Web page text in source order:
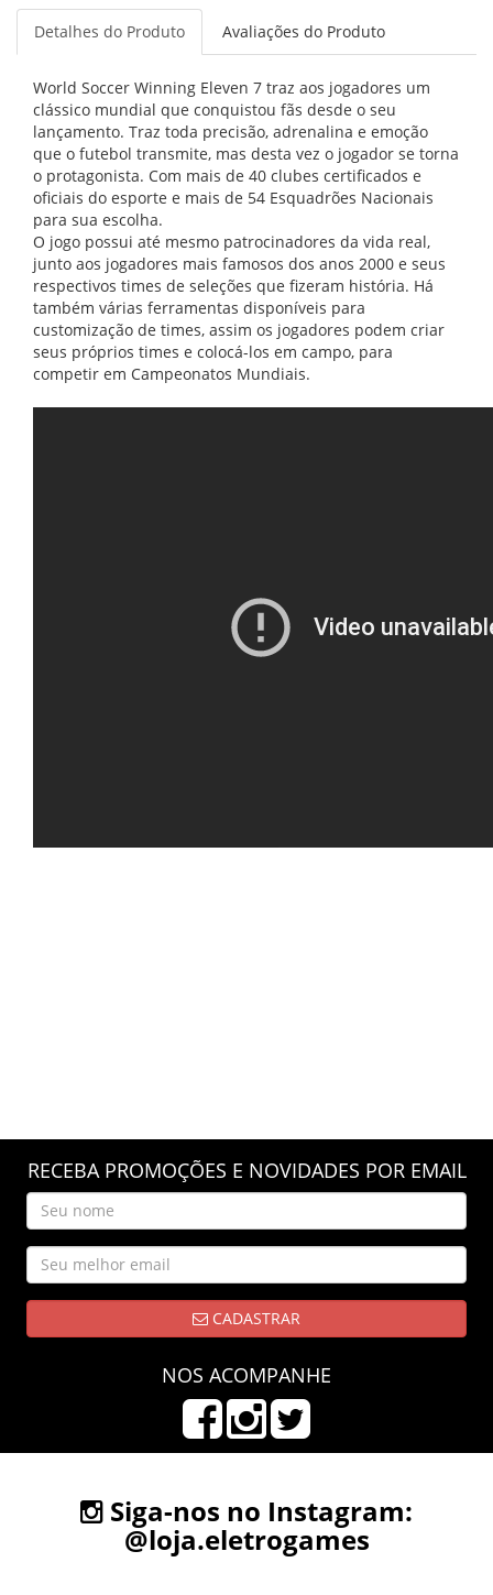
Detalhes do Produto Avaliações do Produto
World Soccer Winning Eleven 7 traz aos jogadores um
clássico mundial que conquistou fãs desde o seu
lançamento. Traz toda precisão, adrenalina e emoção
que o futebol transmite, mas desta vez o jogador se torna
o protagonista. Com mais de 40 clubes certificados e
oficiais do esporte e mais de 54 Esquadrões Nacionais
para sua escolha.
O jogo possui até mesmo patrocinadores da vida real,
junto aos jogadores mais famosos dos anos 2000 e seus
respectivos times de seleções que fizeram história. Há
também várias ferramentas disponíveis para
customização de times, assim os jogadores podem criar
seus próprios times e colocá-los em campo, para
competir em Campeonatos Mundiais.
RECEBA PROMOÇÕES E NOVIDADES POR EMAIL
CADASTRAR
NOS ACOMPANHE
Siga-nos no Instagram:
@loja.eletrogames